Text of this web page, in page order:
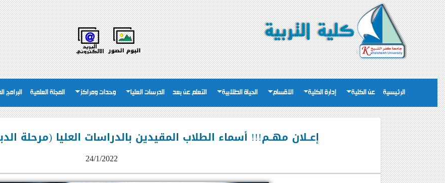
الرئيسية عن الكلية إدارة الكلية الاقسام الحياة الطلابية التعلم عن بعد الدرسات العليا وحدات ومراكز المجلة العلمية البرامج
إعــلان مهــم!!! أسماء الطلاب المقيدين بالدراسات العليا (مرحلة
24/1/2022